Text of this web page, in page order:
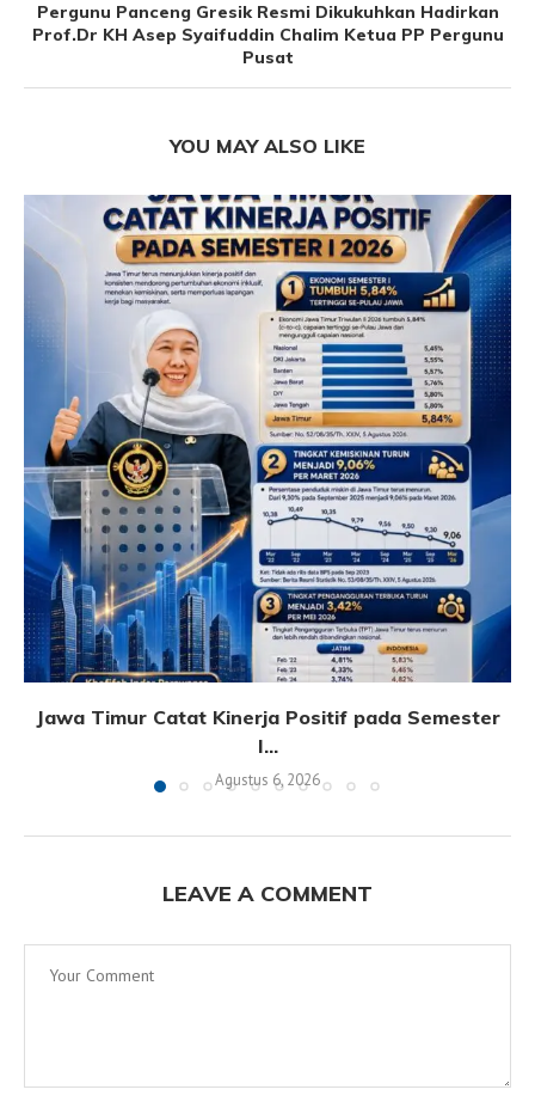
Pergunu Panceng Gresik Resmi Dikukuhkan Hadirkan
Prof.Dr KH Asep Syaifuddin Chalim Ketua PP Pergunu
Pusat
YOU MAY ALSO LIKE
Jawa Timur Catat Kinerja Positif pada Semester
I...
Agustus 6, 2026
LEAVE A COMMENT